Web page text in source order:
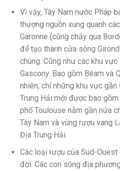
Vì vậy, Tây Nam nước Pháp
thượng nguồn xung quanh
Garonne (cũng chảy qua
để tạo thành cửa sông
chúng. Cũng như các khu
Gascony. Bao gồm Béarn và
nhiên, chỉ những khu vực
Trung Hải mới được bao
phố Toulouse nằm gần nửa
Tây Nam và vùng rượu vang
Địa Trung Hải.
Các loại rượu của Sud-
đời. Các con sông địa